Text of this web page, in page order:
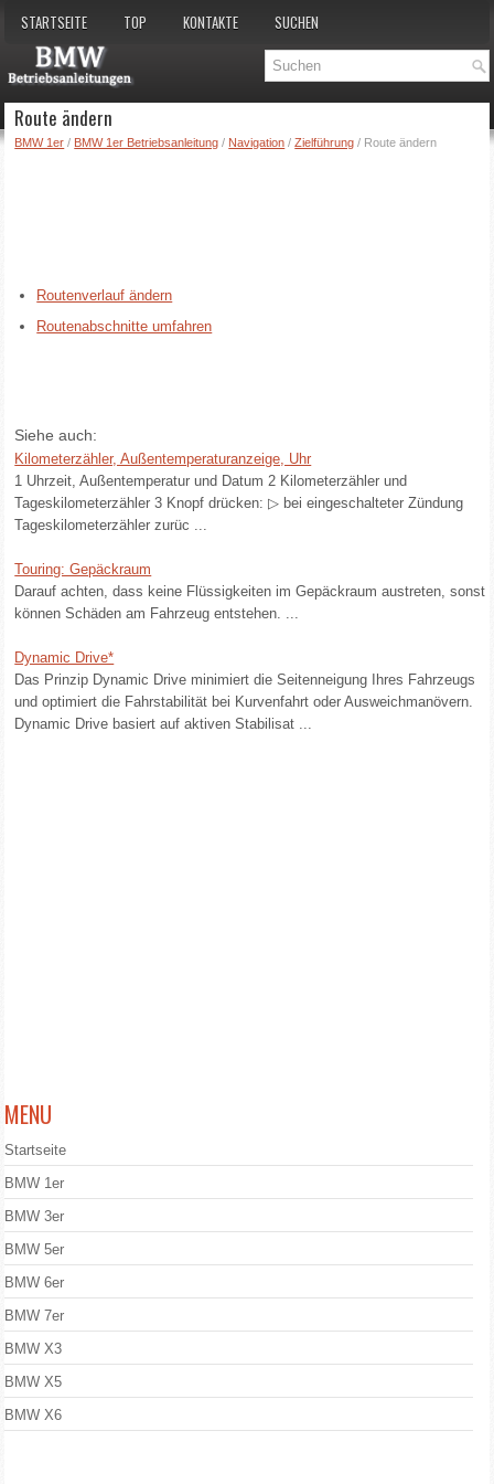
STARTSEITE TOP KONTAKTE SUCHEN
Route ändern
BMW 1er / BMW 1er Betriebsanleitung / Navigation /Zielführung / Route ändern
Routenverlauf ändern
Routenabschnitte umfahren
Siehe auch:
Kilometerzähler, Außentemperaturanzeige, Uhr
1 Uhrzeit, Außentemperatur und Datum 2 Kilometerzähler und
Tageskilometerzähler 3 Knopf drücken: ▷ bei eingeschalteter Zündung
Tageskilometerzähler zurüc ...
Touring: Gepäckraum
Darauf achten, dass keine Flüssigkeiten im Gepäckraum austreten, sonst
können Schäden am Fahrzeug entstehen. ...
Dynamic Drive*
Das Prinzip Dynamic Drive minimiert die Seitenneigung Ihres Fahrzeugs
und optimiert die Fahrstabilität bei Kurvenfahrt oder Ausweichmanövern.
Dynamic Drive basiert auf aktiven Stabilisat ...
MENU
Startseite
BMW 1er
BMW 3er
BMW 5er
BMW 6er
BMW 7er
BMW X3
BMW X5
BMW X6